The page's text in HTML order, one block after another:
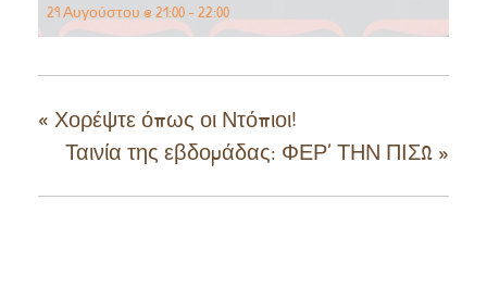
29 Αυγούστου @ 21:00- 22:00
« Χορέψτε όπως οι Ντόπιοι!
Ταινία της εβδομάδας: ΦΕΡ’ ΤΗΝ ΠΙΣΩ »